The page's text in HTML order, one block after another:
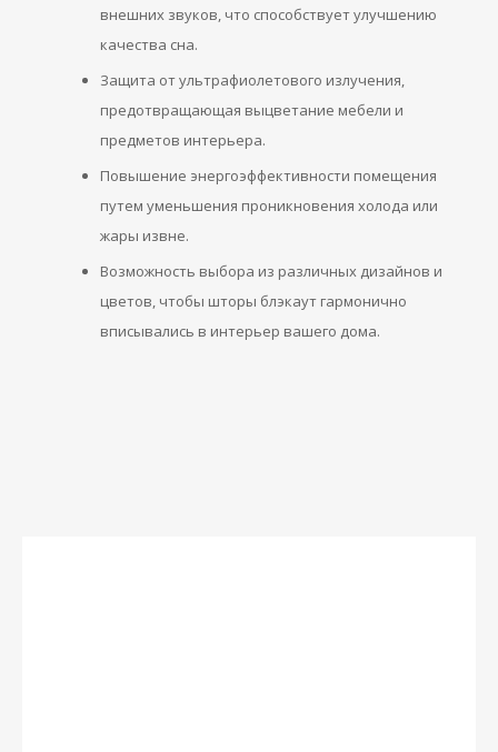
внешних звуков, что способствует улучшению
качества сна.
Защита от ультрафиолетового излучения,
предотвращающая выцветание мебели и
предметов интерьера.
Повышение энергоэффективности помещения
путем уменьшения проникновения холода или
жары извне.
Возможность выбора из различных дизайнов и
цветов, чтобы шторы блэкаут гармонично
вписывались в интерьер вашего дома.